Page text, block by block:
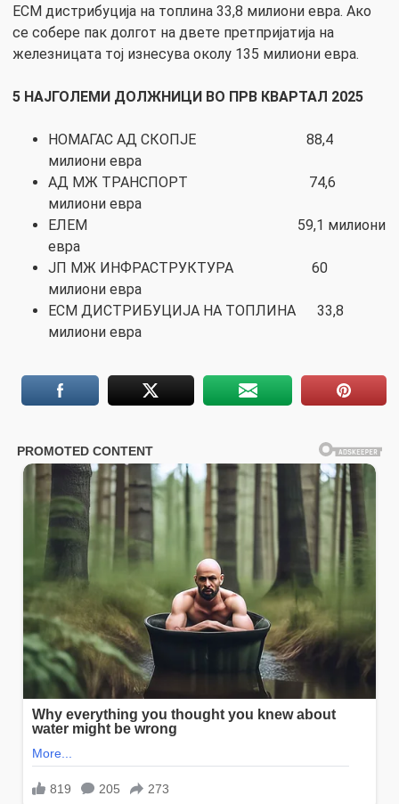
ЕСМ дистрибуција на топлина 33,8 милиони евра. Ако
се собере пак долгот на двете претпријатија на
железницата тој изнесува околу 135 милиони евра.
5 НАЈГОЛЕМИ ДОЛЖНИЦИ ВО ПРВ КВАРТАЛ 2025
НОМАГАС АД СКОПЈЕ 88,4
милиони евра
АД МЖ ТРАНСПОРТ 74,6
милиони евра
ЕЛЕМ 59,1 милиони
евра
ЈП МЖ ИНФРАСТРУКТУРА 60
милиони евра
ЕСМ ДИСТРИБУЦИЈА НА ТОПЛИНА 33,8
милиони евра